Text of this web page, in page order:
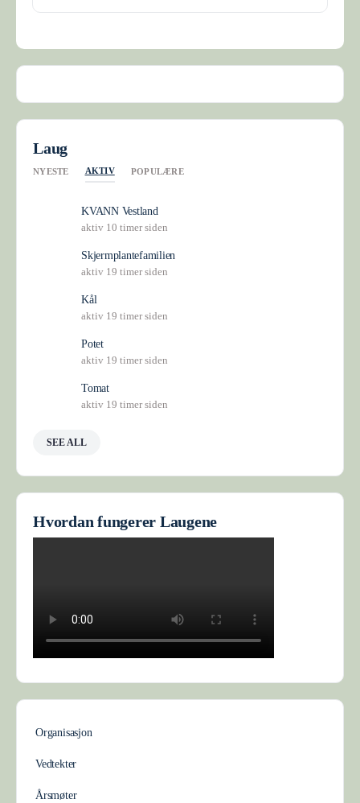
Laug
NYESTE AKTIV POPULÆRE
KVANN Vestland
aktiv 10 timer siden
Skjermplantefamilien
aktiv 19 timer siden
Kål
aktiv 19 timer siden
Potet
aktiv 19 timer siden
Tomat
aktiv 19 timer siden
SEE ALL
Hvordan fungerer Laugene
Organisasjon
Vedtekter
Årsmøter